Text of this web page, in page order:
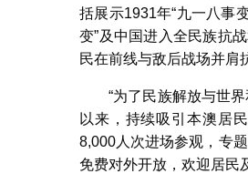
括展示1931年“九一八事
变”及中国进入全民族抗
民在前线与敌后战场并肩
“为了民族解放与世
以来，持续吸引本澳居
8,000人次进场参观，专
免费对外开放，欢迎居民